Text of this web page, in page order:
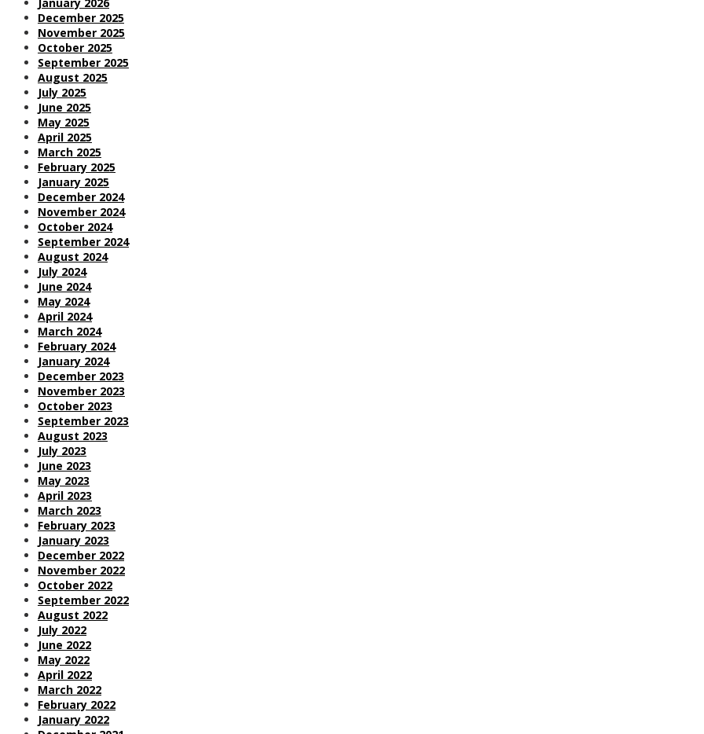
December 2025
November 2025
October 2025
September 2025
August 2025
July 2025
June 2025
May 2025
April 2025
March 2025
February 2025
January 2025
December 2024
November 2024
October 2024
September 2024
August 2024
July 2024
June 2024
May 2024
April 2024
March 2024
February 2024
January 2024
December 2023
November 2023
October 2023
September 2023
August 2023
July 2023
June 2023
May 2023
April 2023
March 2023
February 2023
January 2023
December 2022
November 2022
October 2022
September 2022
August 2022
July 2022
June 2022
May 2022
April 2022
March 2022
February 2022
January 2022